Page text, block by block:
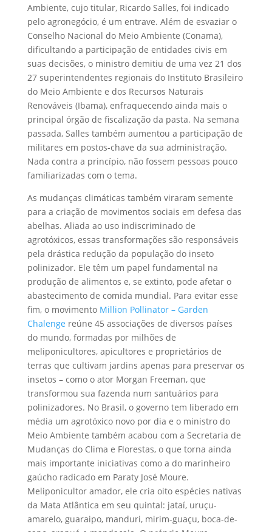
Ambiente, cujo titular, Ricardo Salles, foi indicado
pelo agronegócio, é um entrave. Além de esvaziar o
Conselho Nacional do Meio Ambiente (Conama),
dificultando a participação de entidades civis em
suas decisões, o ministro demitiu de uma vez 21 dos
27 superintendentes regionais do Instituto Brasileiro
do Meio Ambiente e dos Recursos Naturais
Renováveis (Ibama), enfraquecendo ainda mais o
principal órgão de fiscalização da pasta. Na semana
passada, Salles também aumentou a participação de
militares em postos-chave da sua administração.
Nada contra a princípio, não fossem pessoas pouco
familiarizadas com o tema.
As mudanças climáticas também viraram semente
para a criação de movimentos sociais em defesa das
abelhas. Aliada ao uso indiscriminado de
agrotóxicos, essas transformações são responsáveis
pela drástica redução da população do inseto
polinizador. Ele têm um papel fundamental na
produção de alimentos e, se extinto, pode afetar o
abastecimento de comida mundial. Para evitar esse
fim, o movimento Million Pollinator – Garden
Chalenge reúne 45 associações de diversos países
do mundo, formadas por milhões de
meliponicultores, apicultores e proprietários de
terras que cultivam jardins apenas para preservar os
insetos – como o ator Morgan Freeman, que
transformou sua fazenda num santuários para
polinizadores. No Brasil, o governo tem liberado em
média um agrotóxico novo por dia e o ministro do
Meio Ambiente também acabou com a Secretaria de
Mudanças do Clima e Florestas, o que torna ainda
mais importante iniciativas como a do marinheiro
gaúcho radicado em Paraty José Moure.
Meliponicultor amador, ele cria oito espécies nativas
da Mata Atlântica em seu quintal: jataí, uruçu-
amarelo, guaraipo, manduri, mirim-guaçu, boca-de-